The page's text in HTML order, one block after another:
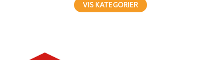
VIS KATEGORIER